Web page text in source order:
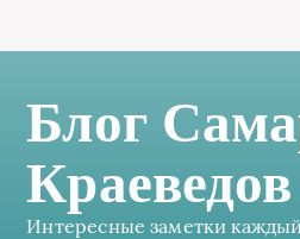
Блог
Краеведов
Интересные заметки